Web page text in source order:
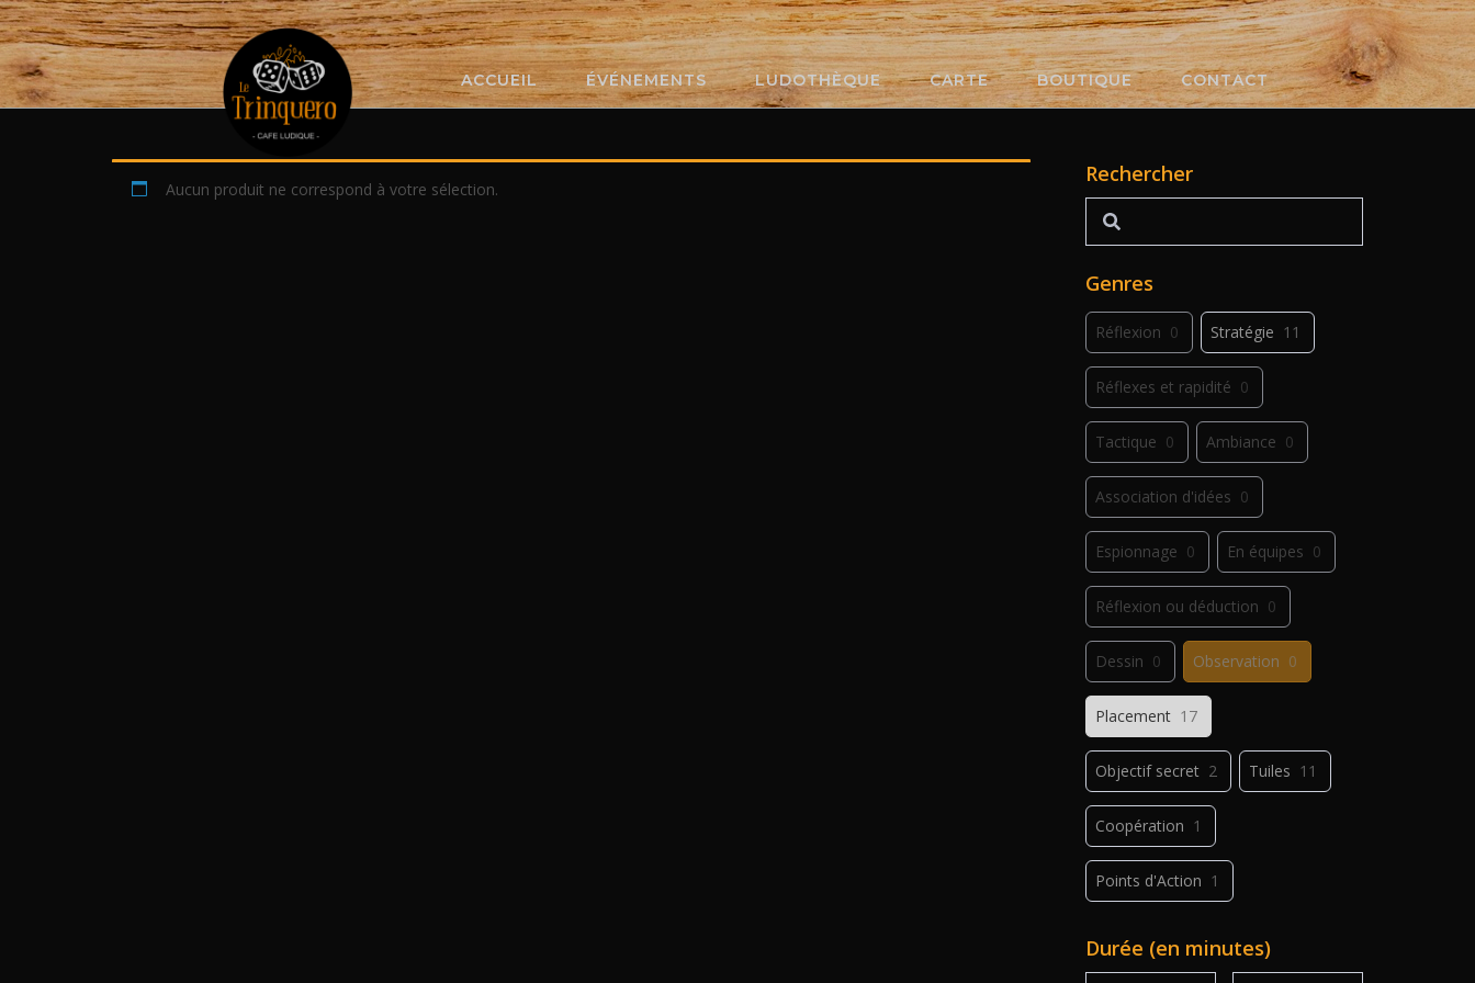
Skip
to
content
ACCUEIL ÉVÉNEMENTS LUDOTHÈQUE CARTE BOUTIQUE CONTACT
Aucun produit ne correspond à votre sélection.
Rechercher
Rechercher
Genres
Réflexion 0 Stratégie 11
Réflexes et rapidité 0
Tactique 0 Ambiance 0
Association d'idées 0
Espionnage 0 En équipes 0
Réflexion ou déduction 0
Dessin 0 Observation 0
Placement 17
Objectif secret 2 Tuiles 11
Coopération 1
Points d'Action 1
Déplacement 1
Durée (en minutes)